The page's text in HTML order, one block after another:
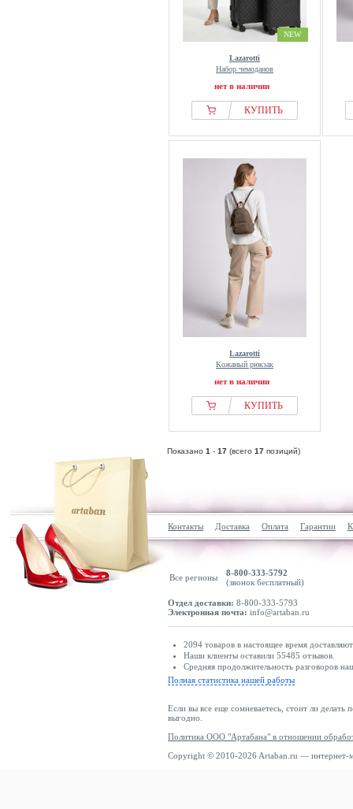
NEW
Lazarotti
Набор чемоданов
нет в наличии
КУПИТЬ
Lazarotti
Кожаный рюкзак
нет в наличии
КУПИТЬ
Показано 1 - 17 (всего 17 позиций)
Контакты Доставка Оплата Гарантии
Все регионы
8-800-333-5792
(звонок бесплатный)
Отдел доставки: 8-800-333-5793
Электронная почта: info@artaban.ru
2094 товаров в настоящее время
Наши клиенты оставили 55485 отзывов.
Средняя продолжительность разговоров
Полная статистика нашей работы
Если вы все еще сомневаетесь, стоит ли делать
выгодно.
Политика ООО "Артабана" в отношении
Copyright © 2010-2026 Artaban.ru — интернет-